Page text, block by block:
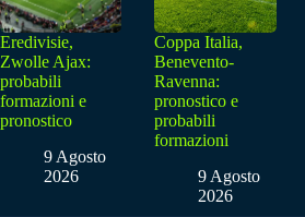
Eredivisie,
Zwolle Ajax:
probabili
formazioni e
pronostico
9 Agosto
2026
Coppa Italia,
Benevento-
Ravenna:
pronostico e
probabili
formazioni
9 Agosto
2026